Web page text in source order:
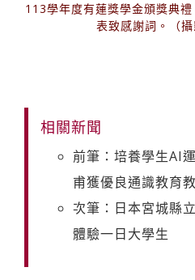
113學年度有蓮獎學金頒獎典
表致感謝詞。（攝
相關新聞
前筆：培養學生AI
甫獲優良通識教育
次筆：日本宮城縣
體驗一日大學生